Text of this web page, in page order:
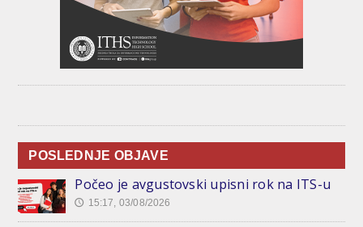
POSLEDNJE OBJAVE
Počeo je avgustovski upisni rok na ITS-u
🕔 15:17, 03/08/2026